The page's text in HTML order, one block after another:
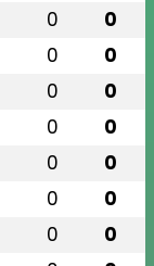
0 0
0 0
0 0
0 0
0 0
0 0
0 0